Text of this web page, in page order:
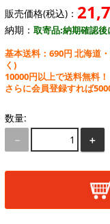
販売価格(税込)：
納期： 取寄品:納期確認後
基本送料：690円 北海道
く)
10000円以上で送料無料！
さらに会員登録すれば
数量:
－
＋